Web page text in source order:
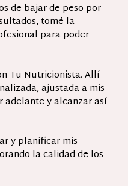
de bajar de peso por
tomé la
para poder
Tu Nutricionista. Allí
ajustada a mis
adelante y alcanzar así
y planificar mis
la calidad de los